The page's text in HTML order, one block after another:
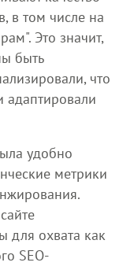
в том числе на
Это значит,
быть
что
адаптировали
удобно
метрики
для охвата как
SEO-